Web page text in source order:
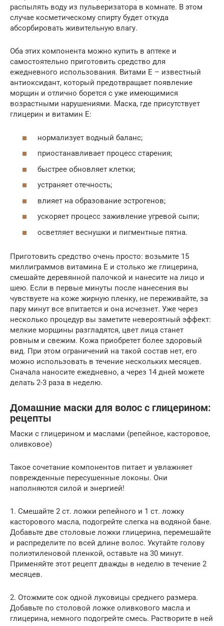
распылять воду из пульверизатора в комнате. В этом
случае косметическому спирту будет откуда
абсорбировать живительную влагу.
Оба этих компонента можно купить в аптеке и
самостоятельно приготовить средство для
ежедневного использования. Витами Е – известный
антиоксидант, который предотвращает появление
морщин и отлично борется с уже имеющимися
возрастными нарушениями. Маска, где присутствует
глицерин и витамин Е:
нормализует водный баланс;
приостанавливает процесс старения;
быстрее обновляет клетки;
устраняет отечность;
влияет на образование эстрогенов;
ускоряет процесс заживление угревой сыпи;
осветляет веснушки и пигментные пятна.
Приготовить средство очень просто: возьмите 15
миллиграммов витамина Е и столько же глицерина,
смешайте деревянной палочкой и нанесите на лицо и
шею. Если в первые минуты после нанесения вы
чувствуете на коже жирную пленку, не переживайте, за
пару минут все впитается и она исчезнет. Уже через
несколько процедур вы заметите невероятный эффект:
мелкие морщины разгладятся, цвет лица станет
ровным и свежим. Кожа приобретет более здоровый
вид. При этом ограничений на такой состав нет, его
можно использовать в течение нескольких месяцев.
Сначала наносите ежедневно, а через 14 дней можете
делать 2-3 раза в неделю.
Домашние маски для волос с глицерином:
рецепты
Маски с глицерином и маслами (репейное, касторовое,
оливковое)
Такое сочетание компонентов питает и увлажняет
поврежденные пересушенные локоны. Они
наполняются силой и энергией!
1. Смешайте 2 ст. ложки репейного и 1 ст. ложку
касторового масла, подогрейте слегка на водяной бане.
Добавьте две столовые ложки глицерина, перемешайте
и распределите по всей длине волос. Укутайте голову
полиэтиленовой пленкой, оставьте на 30 минут.
Применяйте этот рецепт дважды в неделю в течение 2
месяцев.
2. Отожмите сок одной луковицы среднего размера.
Добавьте по столовой ложке оливкового масла и
глицерина, немного подогрейте смесь. Растворите в ней